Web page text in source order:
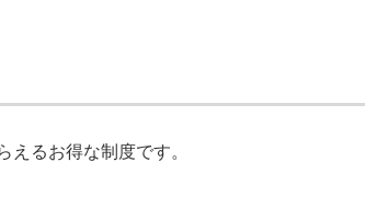
るお得な制度です。